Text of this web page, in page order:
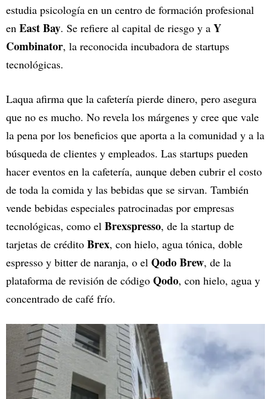
estudia psicología en un centro de formación profesional
en East Bay. Se refiere al capital de riesgo y a Y
Combinator, la reconocida incubadora de startups
tecnológicas.
Laqua afirma que la cafetería pierde dinero, pero asegura
que no es mucho. No revela los márgenes y cree que vale
la pena por los beneficios que aporta a la comunidad y a la
búsqueda de clientes y empleados. Las startups pueden
hacer eventos en la cafetería, aunque deben cubrir el costo
de toda la comida y las bebidas que se sirvan. También
vende bebidas especiales patrocinadas por empresas
tecnológicas, como el Brexspresso, de la startup de
tarjetas de crédito Brex, con hielo, agua tónica, doble
espresso y bitter de naranja, o el Qodo Brew, de la
plataforma de revisión de código Qodo, con hielo, agua y
concentrado de café frío.